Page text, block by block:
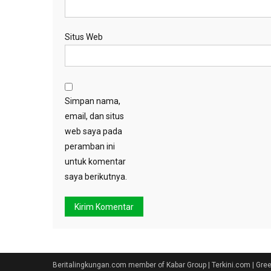
Situs Web
Simpan nama,
email, dan situs
web saya pada
peramban ini
untuk komentar
saya berikutnya.
Beritalingkungan.com member of Kabar Group | Terkini.com |